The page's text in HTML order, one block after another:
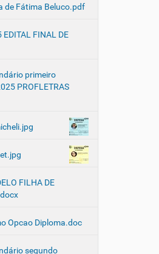
de Fátima Beluco.pdf
EDITAL FINAL DE
primeiro
PROFLETRAS
FILHA DE
Opcao Diploma.doc
segundo